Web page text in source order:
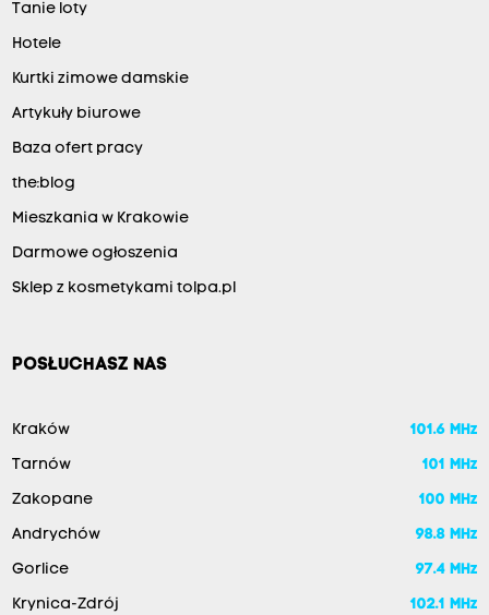
Tanie loty
Hotele
Kurtki zimowe damskie
Artykuły biurowe
Baza ofert pracy
the:blog
Mieszkania w Krakowie
Darmowe ogłoszenia
Sklep z kosmetykami tolpa.pl
POSŁUCHASZ NAS
Kraków 101.6 MHz
Tarnów 101 MHz
Zakopane 100 MHz
Andrychów 98.8 MHz
Gorlice 97.4 MHz
Krynica-Zdrój 102.1 MHz